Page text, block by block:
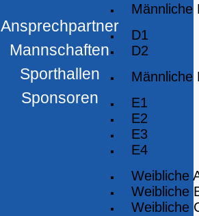
Männliche
D1
D2
Männliche
E1
E2
E3
E4
Weibliche
Weibliche
Weibliche
Ansprechpartner
Mannschaften
Sporthallen
Sponsoren